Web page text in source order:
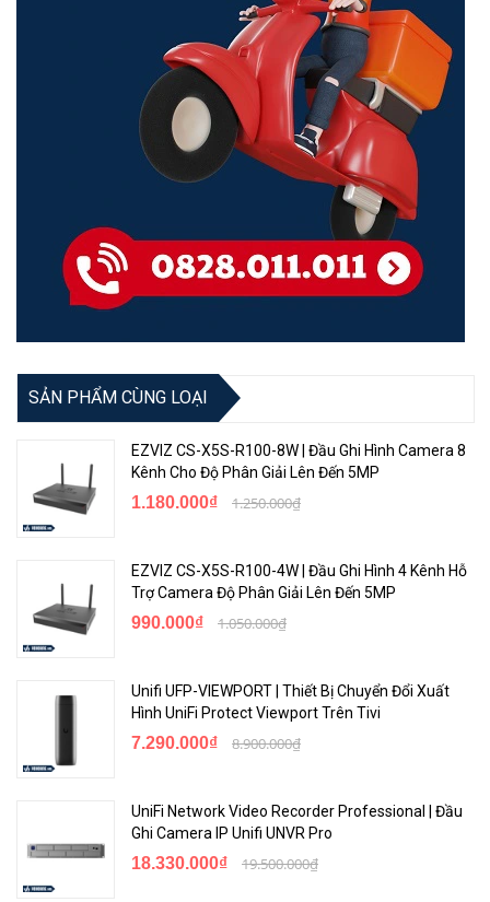
SẢN PHẨM CÙNG LOẠI
EZVIZ CS-X5S-R100-8W | Đầu Ghi Hình Camera 8
Kênh Cho Độ Phân Giải Lên Đến 5MP
1.180.000₫ 1.250.000₫
EZVIZ CS-X5S-R100-4W | Đầu Ghi Hình 4 Kênh Hỗ
Trợ Camera Độ Phân Giải Lên Đến 5MP
990.000₫ 1.050.000₫
Unifi UFP-VIEWPORT | Thiết Bị Chuyển Đổi Xuất
Hình UniFi Protect Viewport Trên Tivi
7.290.000₫ 8.900.000₫
UniFi Network Video Recorder Professional | Đầu
Ghi Camera IP Unifi UNVR Pro
18.330.000₫ 19.500.000₫